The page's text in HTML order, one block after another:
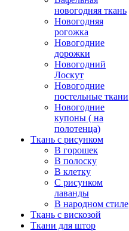
новогодняя ткань
Новогодняя
рогожка
Новогодние
дорожки
Новогодний
Лоскут
Новогодние
постельные ткани
Новогодние
купоны ( на
полотенца)
Ткань с рисунком
В горошек
В полоску
В клетку
С рисунком
лаванды
В народном стиле
Ткань с вискозой
Ткани для штор